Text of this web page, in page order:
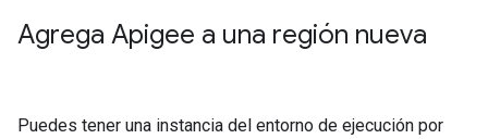
Agrega Apigee a una región nueva
Puedes tener una instancia del entorno de ejecución por